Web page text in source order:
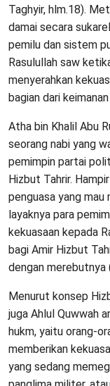
Taghyir, hlm.18).
damai secara
pemilu dan sistem
Rasulullah saw
menyerahkan
bagian dari
Atha bin Khalil Abu
seorang nabi yang
pemimpin partai
Hizbut Tahrir.
penguasa yang mau
layaknya para
kekuasaan kepada
bagi Amir Hizbut
dengan merebutnya
Menurut konsep
juga Ahlul Quwwah
hukm, yaitu orang-
memberikan
yang sedang